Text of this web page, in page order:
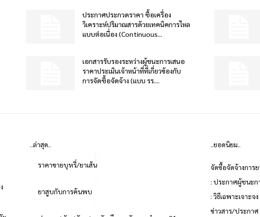
ประกาศประกวดราคา ซื้อเครื่อง
วิเคราะห์ปริมาณสารด้วยเทคนิคการไหล
แบบต่อเนื่อง (Continuous...
เอกสารรับรองระหว่างผู้ชนะการเสนอ
ราคาประเมินเจ้าหน้าที่ที่เกี่ยวข้องกับ
การจัดซื้อจัดจ้าง (แบบ รร....
..ล่าสุด..
ราคาขายบุหรี่/ยาเส้น
ยาสูบกับการค้นพบ
..ยอดนิยม..
จัดซื้อจัดจ้างการ
: ประกาศผู้ชนะก
: วิธีเฉพาะเจาะจง
ข่าวสาร/ประกาศ